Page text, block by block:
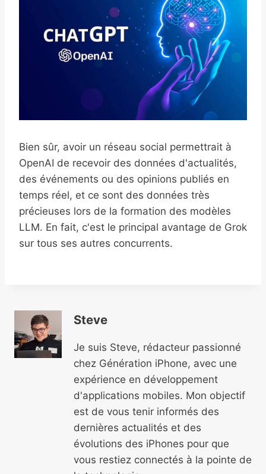
Bien sûr, avoir un réseau social permettrait à
OpenAI de recevoir des données d'actualités,
des événements ou des opinions publiés en
temps réel, et ce sont des données très
précieuses lors de la formation des modèles
LLM. En fait, c'est le principal avantage de Grok
sur tous ses autres concurrents.
Steve
Je suis Steve, rédacteur passionné
chez Génération iPhone, avec une
expérience en développement
d'applications mobiles. Mon objectif
est de vous tenir informés des
dernières actualités et des
évolutions des iPhones pour que
vous restiez connectés à la pointe de